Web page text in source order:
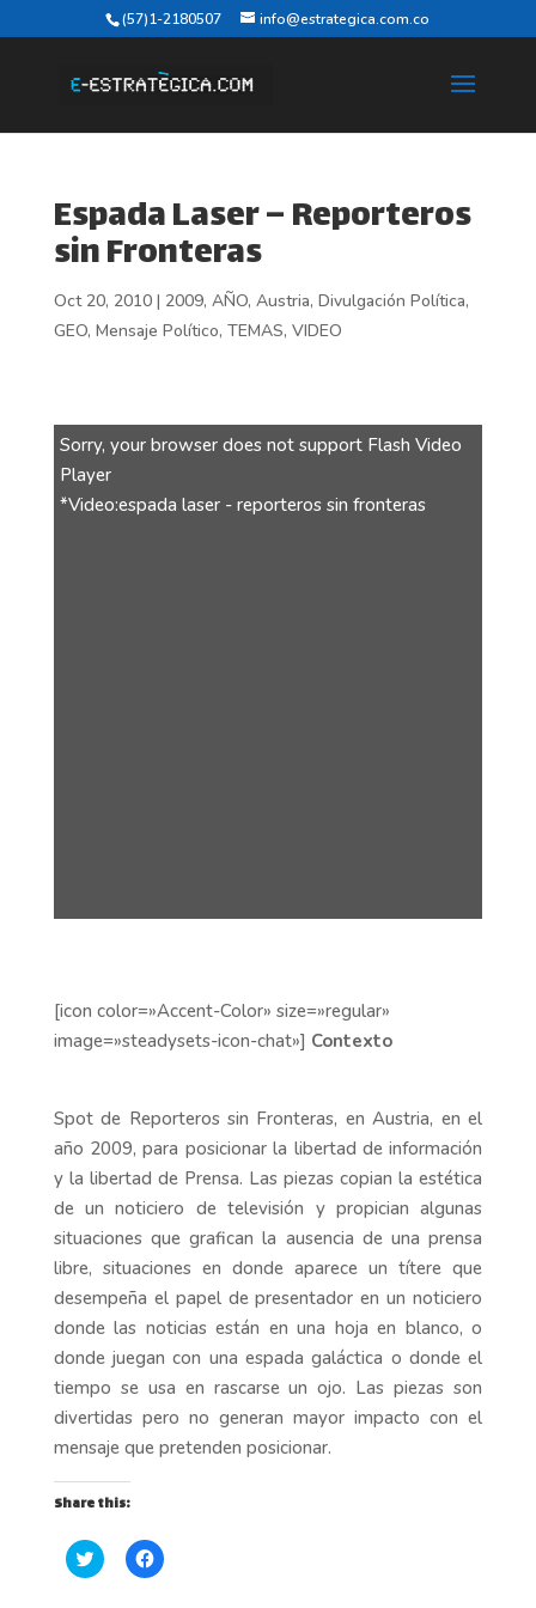
(57)1-2180507 info@estrategica.com.co
Espada Laser – Reporteros
sin Fronteras
Oct 20, 2010| 2009, AÑO, Austria, Divulgación Política,
GEO, Mensaje Político, TEMAS, VIDEO
Sorry, your browser does not support Flash Video
Player
*Video:espada laser - reporteros sin fronteras
[icon color=»Accent-Color» size=»regular»
image=»steadysets-icon-chat»] Contexto
Spot de Reporteros sin Fronteras, en Austria, en el
año 2009, para posicionar la libertad de información
y la libertad de Prensa. Las piezas copian la estética
de un noticiero de televisión y propician algunas
situaciones que grafican la ausencia de una prensa
libre, situaciones en donde aparece un títere que
desempeña el papel de presentador en un noticiero
donde las noticias están en una hoja en blanco, o
donde juegan con una espada galáctica o donde el
tiempo se usa en rascarse un ojo. Las piezas son
divertidas pero no generan mayor impacto con el
mensaje que pretenden posicionar.
Share this:
H
a
H
a